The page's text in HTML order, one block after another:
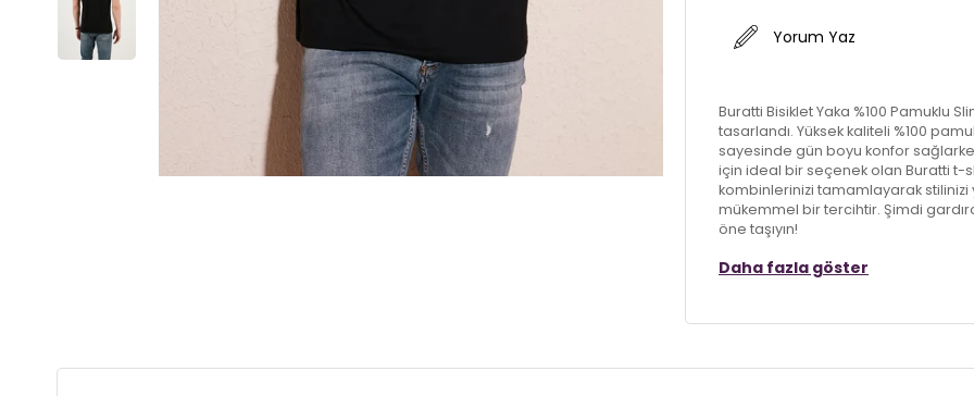
Yorum Yaz
Buratti Bisiklet Yaka %100 Pamuklu
tasarlandı. Yüksek kaliteli %100
sayesinde gün boyu konfor
için ideal bir seçenek olan Buratti t-
kombinlerinizi tamamlayarak stilinizi
mükemmel bir tercihtir. Şimdi
öne taşıyın!
Materyal:%100 Cotton
Kalıp Bilgisi:Slim Fit
Daha fazla göster